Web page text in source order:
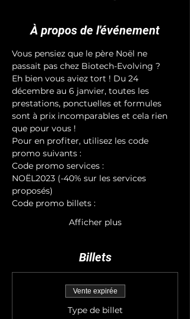
À propos de l'événement
Vous pensiez que le père Noël ne
passait pas chez Biotech-Evolving ?
Eh bien vous aviez tort ! Du 24
décembre au 6 janvier, toutes les
prestations, ponctuelles et formules
sont à prix incomparables et cela rien
que pour vous !
Pour en profiter, utilisez les code
promo suivants :
Code promo services :
NOËL2023 (-40% sur les services
proposés)
Code promo billets :
Afficher plus
Billets
Vente expirée
Type de billet